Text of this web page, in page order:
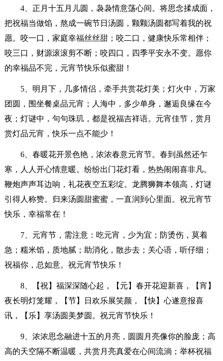
4、正月十五月儿圆，袅袅情意荡心间。将思念揉成面，
把祝福当做馅，熬成一碗节日汤圆，颗颗汤圆都写着我的祝
愿。咬一口，家庭幸福丝丝甜；咬二口，健康快乐常相伴；
咬三口，财源滚滚剪不断；咬四口，四季平安永不变。愿你
的幸福品不完，元宵节快乐似蜜甜！
5、明月下，几多情侣，牵手共赏花灯美；灯火中，万家
团圆，围坐餐桌品元宵；人海中，多少单身，邂逅良缘在今
夜；灯谜中，句句珠玑，都是祝福吉祥语。元宵佳节，赏月
赏灯品元宵，快乐一点不能少！
6、春暖花开景色艳，浓浓春意元宵节。春到虽然还乍
寒，人人开心情意暖。纷纷出门花灯看，热热闹闹喜非凡。
鞭炮声声耳边响，礼花夜空五彩绽。龙腾狮舞本领高，灯谜
引得人称赞。归来汤圆甜蜜蜜，一直润到心里面。祝元宵节
快乐，幸福常在！
7、元宵节，需注意：吃元宵，少为宜；防烫伤，莫着
急；糯米馅，质地腻；助消化，散步去；关心语，听仔细；
祝福你，总如意。祝元宵节快乐！
8、【祝】福深深随心起，【元】春开花迎新喜，【宵】
夜长明灯笼耀，【节】日欢乐展笑颜，【快】心遂意报喜
讯，【乐】享汤圆美梦圆。祝元宵节快乐！
9、浓浓思念融进十五的月亮，圆圆月亮像你的脸庞；高
高的天空隔不断温暖，共赏月亮真爱在心间流淌；举杯祝福